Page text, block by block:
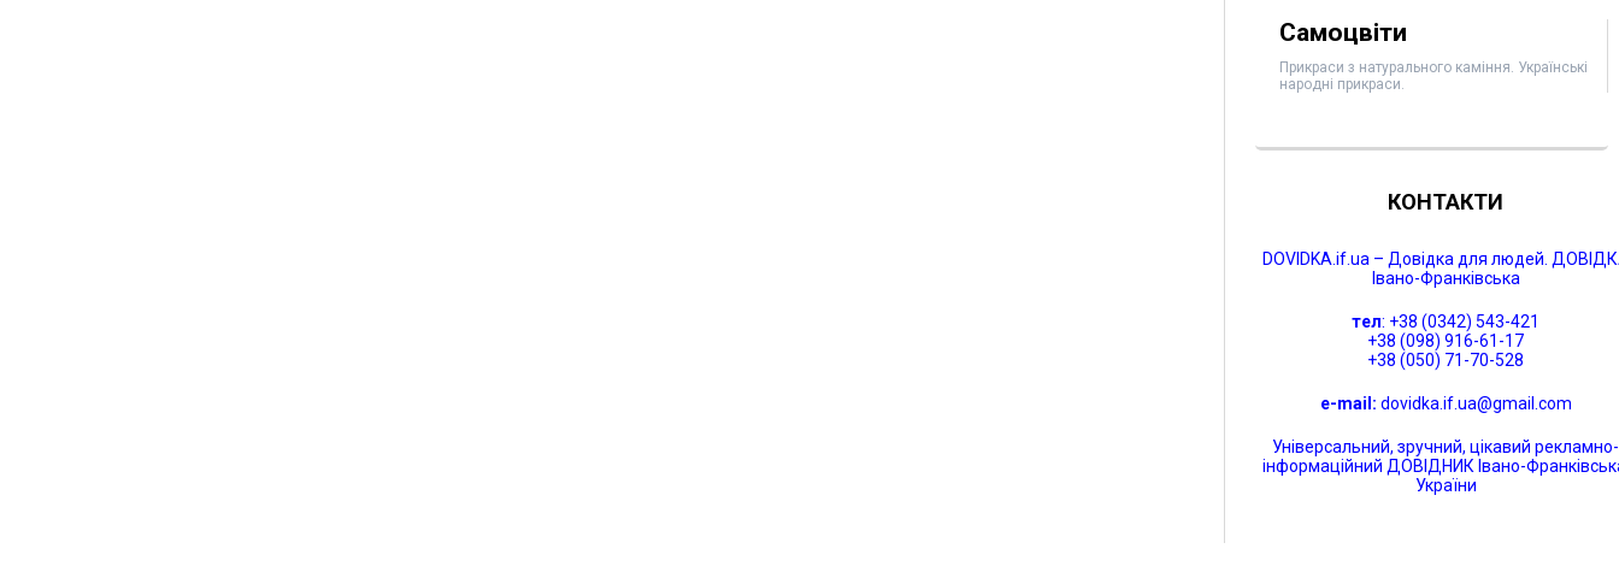
Самоцвіти
Прикраси з натурального каміння. Українські
народні прикраси.
КОНТАКТИ
DOVIDKA.if.ua – Довідка для людей.
Івано-Франківська
тел: +38 (0342) 543-421
+38 (098) 916-61-17
+38 (050) 71-70-528
e-mail: dovidka.if.ua@gmail.com
Універсальний, зручний, цікавий рекламно-
інформаційний ДОВІДНИК Івано-
України